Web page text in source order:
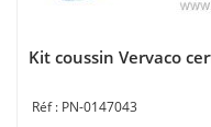
Kit coussin Vervaco
PN-0147043